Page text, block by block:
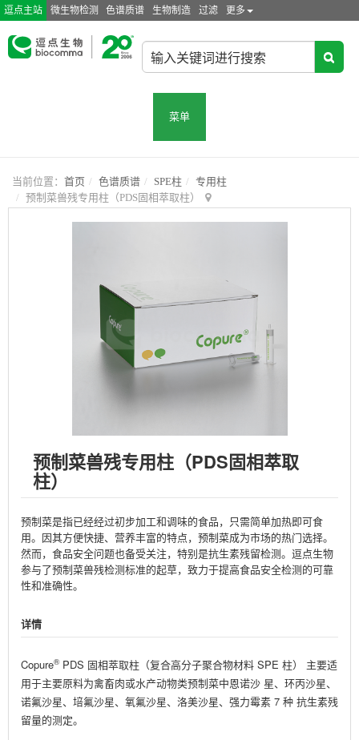
逗点主站 微生物检测 色谱质谱 生物制造 过滤 更多
菜单
当前位置： 首页 色谱质谱 SPE柱
专用柱
预制菜兽残专用柱（PDS固相萃取柱）
预制菜兽残专用柱（PDS固相萃取
柱）
预制菜是指已经经过初步加工和调味的食品，只需简单加热即可食
用。因其方便快捷、营养丰富的特点，预制菜成为市场的热门选择。
然而，食品安全问题也备受关注，特别是抗生素残留检测。逗点生物
参与了预制菜兽残检测标准的起草，致力于提高食品安全检测的可靠
性和准确性。
详情
Copure® PDS 固相萃取柱（复合高分子聚合物材料 SPE 柱） 主要适
用于主要原料为禽畜肉或水产动物类预制菜中恩诺沙 星、环丙沙星、
诺氟沙星、培氟沙星、氧氟沙星、洛美沙星、强力霉素 7 种 抗生素残
留量的测定。